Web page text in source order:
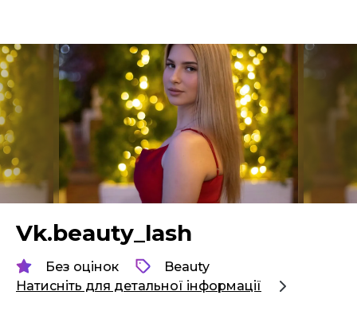
Vk.beauty_lash
Без оцінок
Beauty
Натисніть для детальної інформації